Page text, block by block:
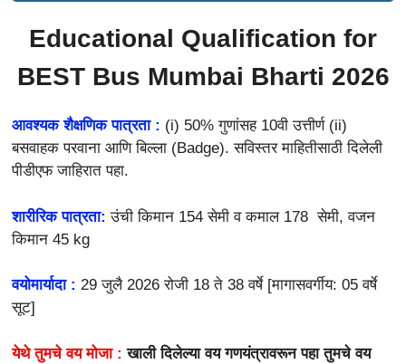
Educational Qualification for
BEST Bus Mumbai Bharti 2026
आवश्यक शैक्षणिक पात्रता : (i) 50% गुणांसह 10वी उत्तीर्ण (ii)
बसवाहक परवाना आणि बिल्ला (Badge). सविस्तर माहितीसाठी दिलेली
पीडीएफ जाहिरात पहा.
शारीरिक पात्रता: उंची किमान 154 सेमी व कमाल 178 सेमी, वजन
किमान 45 kg
वयोमार्यादा : 29 जुलै 2026 रोजी 18 ते 38 वर्षे [मागासवर्गीय: 05 वर्षे
सूट]
येथे तुमचे वय मोजा :खाली दिलेल्या वय गणयंत्रावरून पहा तुमचे वय